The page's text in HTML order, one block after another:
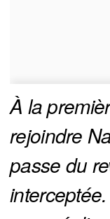
À la
rejoindre
passe du